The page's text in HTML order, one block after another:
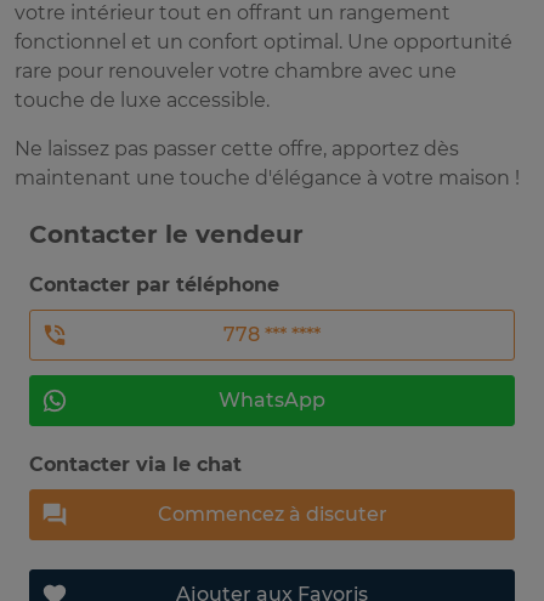
votre intérieur tout en offrant un rangement
fonctionnel et un confort optimal. Une opportunité
rare pour renouveler votre chambre avec une
touche de luxe accessible.
Ne laissez pas passer cette offre, apportez dès
maintenant une touche d'élégance à votre maison !
Contacter le vendeur
Contacter par téléphone
778 *** ****
WhatsApp
Contacter via le chat
Commencez à discuter
Ajouter aux Favoris